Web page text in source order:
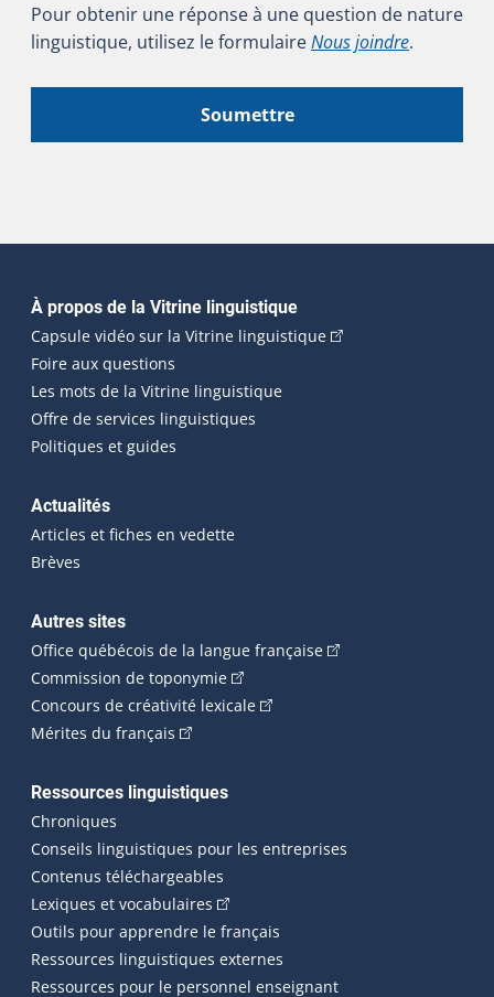
Pour obtenir une réponse à une question de nature
linguistique, utilisez le formulaireNous joindre.
Soumettre
Navigation principale
À propos de la Vitrine linguistique
Capsule vidéo sur la Vitrine linguistique(Cet hyperlien
Foire aux questions
Les mots de la Vitrine linguistique
Offre de services linguistiques
Politiques et guides
Actualités
Articles et fiches en vedette
Brèves
Autres sites
Office québécois de la langue française(Cet hyperlien
Commission de toponymie(Cet hyperlien externe s'ouvrira
Concours de créativité lexicale(Cet hyperlien externe
Mérites du français (Cet hyperlien externe s'ouvrira dans une
Ressources linguistiques
Chroniques
Conseils linguistiques pour les entreprises
Contenus téléchargeables
Lexiques et vocabulaires (Cet hyperlien externe s'ouvrira
Outils pour apprendre le français
Ressources linguistiques externes
Ressources pour le personnel enseignant